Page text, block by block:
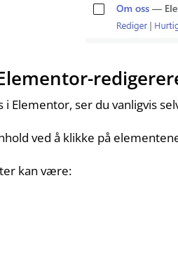
i Elementor, ser du vanligvis
ved å klikke på
kan være: